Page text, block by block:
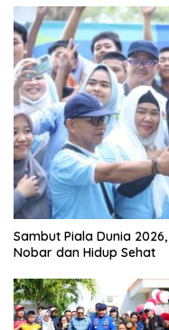
Sambut Piala Dunia
Nobar dan Hidup Sehat